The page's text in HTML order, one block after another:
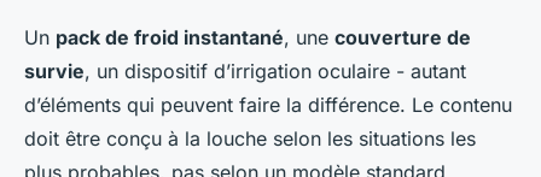
Un pack de froid instantané, une couverture de
survie, un dispositif d’irrigation oculaire - autant
d’éléments qui peuvent faire la différence. Le contenu
doit être conçu à la louche selon les situations les